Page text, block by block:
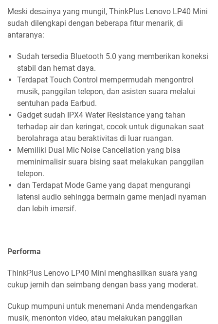
Meski desainya yang mungil, ThinkPlus Lenovo LP40 Mini
sudah dilengkapi dengan beberapa fitur menarik, di
antaranya:
Sudah tersedia Bluetooth 5.0 yang memberikan koneksi
stabil dan hemat daya.
Terdapat Touch Control mempermudah mengontrol
musik, panggilan telepon, dan asisten suara melalui
sentuhan pada Earbud.
Gadget sudah IPX4 Water Resistance yang tahan
terhadap air dan keringat, cocok untuk digunakan saat
berolahraga atau beraktivitas di luar ruangan.
Memiliki Dual Mic Noise Cancellation yang bisa
meminimalisir suara bising saat melakukan panggilan
telepon.
dan Terdapat Mode Game yang dapat mengurangi
latensi audio sehingga bermain game menjadi nyaman
dan lebih imersif.
Performa
ThinkPlus Lenovo LP40 Mini menghasilkan suara yang
cukup jernih dan seimbang dengan bass yang moderat.
Cukup mumpuni untuk menemani Anda mendengarkan
musik, menonton video, atau melakukan panggilan